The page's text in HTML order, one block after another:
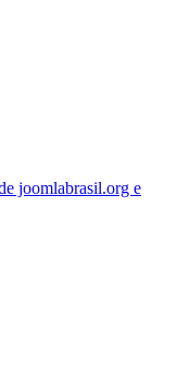
joomlabrasil.org e